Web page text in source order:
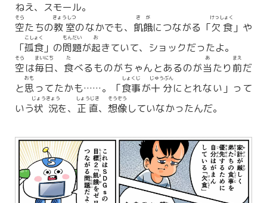
ねえ、スモール。
空
そら
たちの教室
きょうしつ
のなかでも、 飢餓
きが
につながる「欠食
けっしょく
」や
「孤食
こしょく
」の問題
もんだい
が起
お
きていて、ショックだったよ。
空
そら
は毎日
まいにち
、 食
た
べるものがちゃんとあるのが当
あ
たり前
まえ
だ
と思
おも
ってたかも……。「食事
しょくじ
が十分
じゅうぶん
にとれない」って
いう状況
じょうきょう
を、 正直
しょうじき
、 想像
そうぞう
していなかったんだ。